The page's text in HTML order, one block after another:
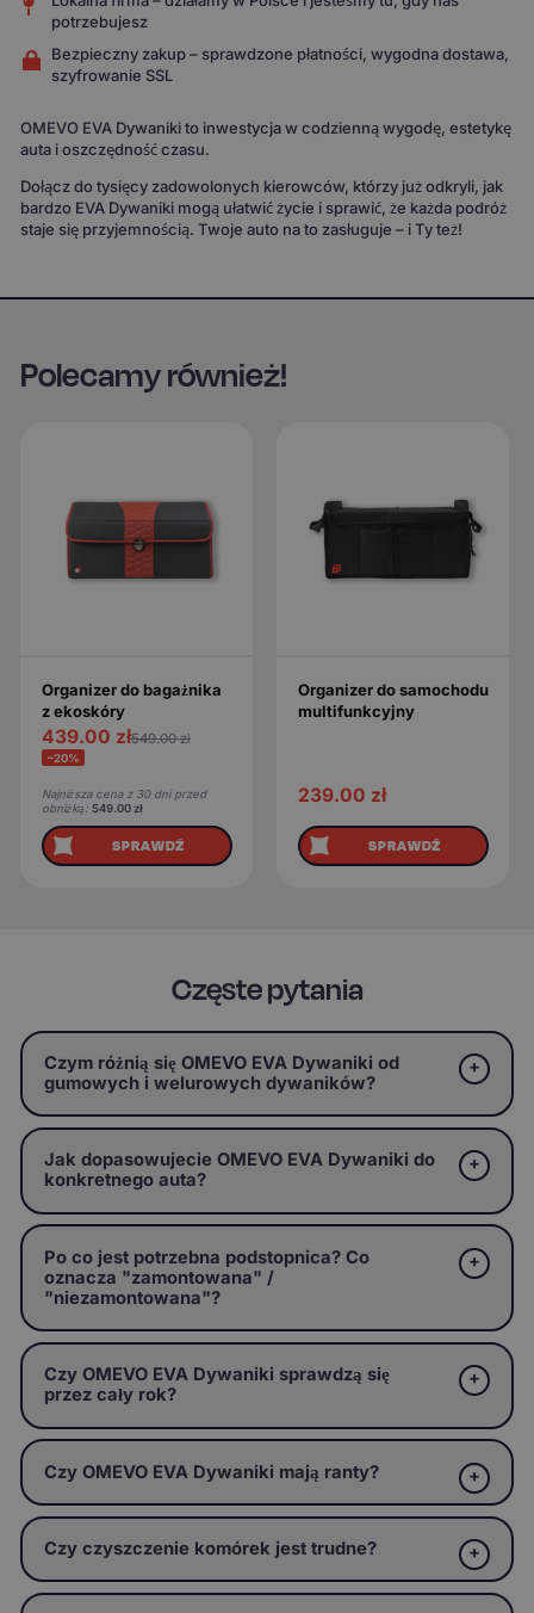
potrzebujesz
Bezpieczny zakup – sprawdzone płatności, wygodna dostawa,
szyfrowanie SSL
OMEVO EVA Dywaniki to inwestycja w codzienną wygodę, estetykę
auta i oszczędność czasu.
Dołącz do tysięcy zadowolonych kierowców, którzy już odkryli, jak
bardzo EVA Dywaniki mogą ułatwić życie i sprawić, że każda podróż
staje się przyjemnością. Twoje auto na to zasługuje – i Ty też!
Polecamy również!
Organizer do bagażnika
z ekoskóry
439.00 zł549.00zł
−20%
Najniższa cena z 30 dni przed
obniżką: 549.00zł
SPRAWDŹ
Organizer do samochodu
multifunkcyjny
239.00 zł
SPRAWDŹ
Częste pytania
Czym różnią się OMEVO EVA Dywaniki od
gumowych i welurowych dywaników?
Jak dopasowujecie OMEVO EVA Dywaniki do
konkretnego auta?
Po co jest potrzebna podstopnica? Co
oznacza "zamontowana" /
"niezamontowana"?
Czy OMEVO EVA Dywaniki sprawdzą się
przez cały rok?
Czy OMEVO EVA Dywaniki mają ranty?
Czy czyszczenie komórek jest trudne?